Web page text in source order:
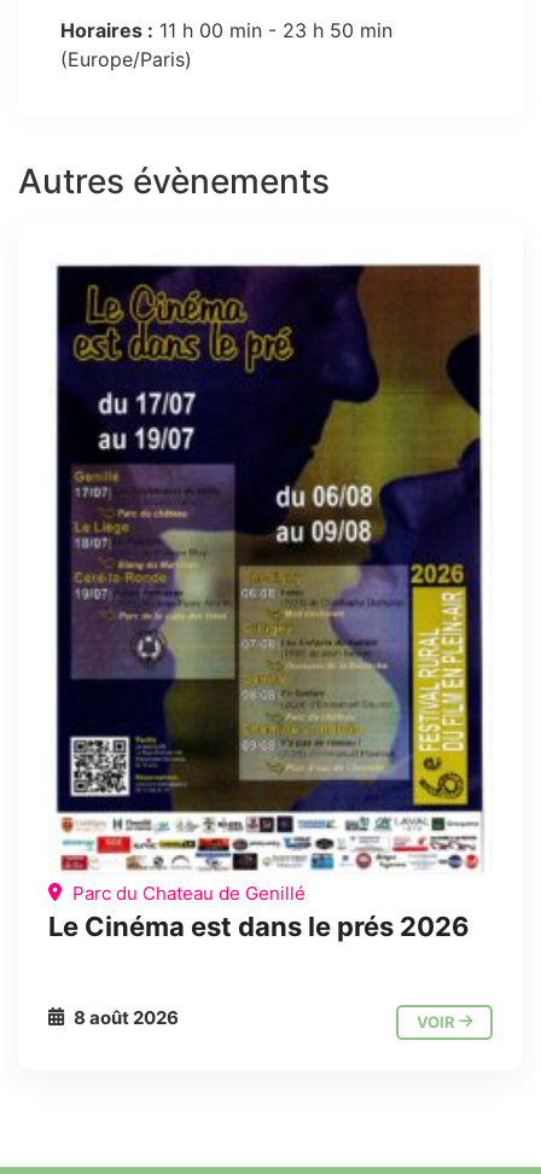
Horaires : 11 h 00 min - 23 h 50 min
(Europe/Paris)
Autres évènements
Parc du Chateau de Genillé
Le Cinéma est dans le prés 2026
8 août 2026 VOIR